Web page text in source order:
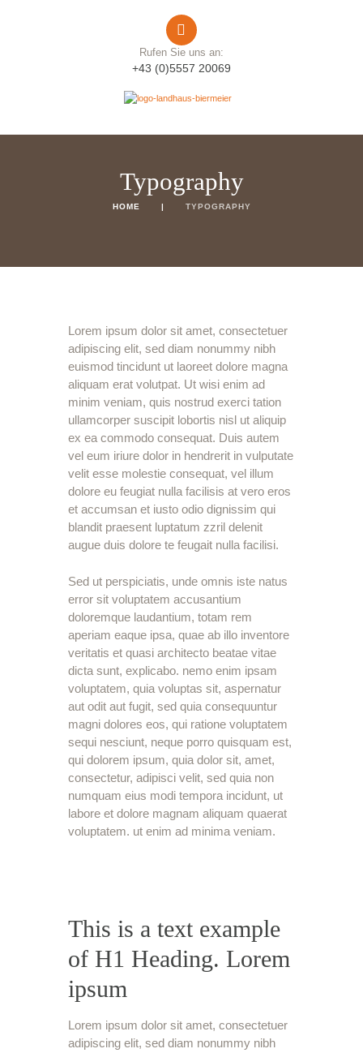
Rufen Sie uns an:
+43 (0)5557 20069
Typography
HOME TYPOGRAPHY
Lorem ipsum dolor sit amet, consectetuer
adipiscing elit, sed diam nonummy nibh
euismod tincidunt ut laoreet dolore magna
aliquam erat volutpat. Ut wisi enim ad
minim veniam, quis nostrud exerci tation
ullamcorper suscipit lobortis nisl ut aliquip
ex ea commodo consequat. Duis autem
vel eum iriure dolor in hendrerit in vulputate
velit esse molestie consequat, vel illum
dolore eu feugiat nulla facilisis at vero eros
et accumsan et iusto odio dignissim qui
blandit praesent luptatum zzril delenit
augue duis dolore te feugait nulla facilisi.
Sed ut perspiciatis, unde omnis iste natus
error sit voluptatem accusantium
doloremque laudantium, totam rem
aperiam eaque ipsa, quae ab illo inventore
veritatis et quasi architecto beatae vitae
dicta sunt, explicabo. nemo enim ipsam
voluptatem, quia voluptas sit, aspernatur
aut odit aut fugit, sed quia consequuntur
magni dolores eos, qui ratione voluptatem
sequi nesciunt, neque porro quisquam est,
qui dolorem ipsum, quia dolor sit, amet,
consectetur, adipisci velit, sed quia non
numquam eius modi tempora incidunt, ut
labore et dolore magnam aliquam quaerat
voluptatem. ut enim ad minima veniam.
This is a text example
of H1 Heading. Lorem
ipsum
Lorem ipsum dolor sit amet, consectetuer
adipiscing elit, sed diam nonummy nibh